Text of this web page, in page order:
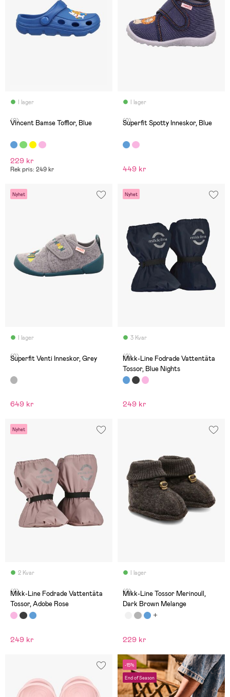
I lager
(0)
Vincent Bamse Tofflor, Blue
229 kr
Rek pris: 249 kr
I lager
(0)
Superfit Spotty Inneskor, Blue
449 kr
Nyhet
I lager
(0)
Superfit Venti Inneskor, Grey
649 kr
Nyhet
3 Kvar
(0)
Mikk-Line Fodrade Vattentäta
Tossor, Blue Nights
249 kr
Nyhet
2 Kvar
(0)
Mikk-Line Fodrade Vattentäta
Tossor, Adobe Rose
249 kr
I lager
(0)
Mikk-Line Tossor Merinoull,
Dark Brown Melange
229 kr
-15%
End of Season